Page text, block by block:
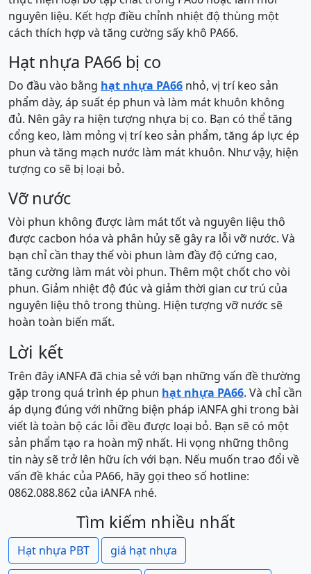
nguyên liệu. Kết hợp điều chỉnh nhiệt độ thùng một
cách thích hợp và tăng cường sấy khô PA66.
Hạt nhựa PA66 bị co
Do đầu vào bằng hạt nhựa PA66 nhỏ, vị trí keo sản
phẩm dày, áp suất ép phun và làm mát khuôn không
đủ. Nên gây ra hiện tượng nhựa bị co. Bạn có thể tăng
cổng keo, làm mỏng vị trí keo sản phẩm, tăng áp lực ép
phun và tăng mạch nước làm mát khuôn. Như vậy, hiện
tượng co sẽ bị loại bỏ.
Vỡ nước
Vòi phun không được làm mát tốt và nguyên liệu thô
được cacbon hóa và phân hủy sẽ gây ra lỗi vỡ nước. Và
bạn chỉ cần thay thế vòi phun làm đầy độ cứng cao,
tăng cường làm mát vòi phun. Thêm một chốt cho vòi
phun. Giảm nhiệt độ đúc và giảm thời gian cư trú của
nguyên liệu thô trong thùng. Hiện tượng vỡ nước sẽ
hoàn toàn biến mất.
Lời kết
Trên đây iANFA đã chia sẻ với bạn những vấn đề thường
gặp trong quá trình ép phun hạt nhựa PA66. Và chỉ cần
áp dụng đúng với những biện pháp iANFA ghi trong bài
viết là toàn bộ các lỗi đều được loại bỏ. Bạn sẽ có một
sản phẩm tạo ra hoàn mỹ nhất. Hi vọng những thông
tin này sẽ trở lên hữu ích với bạn. Nếu muốn trao đổi về
vấn đề khác của PA66, hãy gọi theo số hotline:
0862.088.862 của iANFA nhé.
Tìm kiếm nhiều nhất
Hạt nhựa PBT giá hạt nhựa